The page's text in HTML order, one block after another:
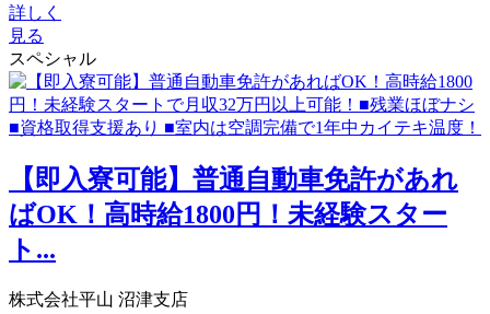
詳しく
見る
スペシャル
【即入寮可能】普通自動車免許があれ
ばOK！高時給1800円！未経験スター
ト...
株式会社平山 沼津支店